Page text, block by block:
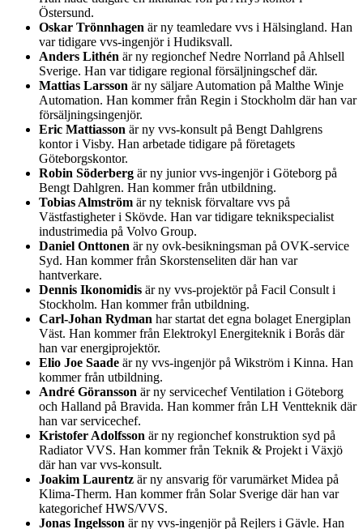
Östersund.
Oskar Trönnhagen är ny teamledare vvs i Hälsingland. Han
var tidigare vvs-ingenjör i Hudiksvall.
Anders Lithén är ny regionchef Nedre Norrland på Ahlsell
Sverige. Han var tidigare regional försäljningschef där.
Mattias Larsson är ny säljare Automation på Malthe Winje
Automation. Han kommer från Regin i Stockholm där han var
försäljningsingenjör.
Eric Mattiasson är ny vvs-konsult på Bengt Dahlgrens
kontor i Visby. Han arbetade tidigare på företagets
Göteborgskontor.
Robin Söderberg är ny junior vvs-ingenjör i Göteborg på
Bengt Dahlgren. Han kommer från utbildning.
Tobias Almström är ny teknisk förvaltare vvs på
Västfastigheter i Skövde. Han var tidigare teknikspecialist
industrimedia på Volvo Group.
Daniel Onttonen är ny ovk-besikningsman på OVK-service
Syd. Han kommer från Skorstenseliten där han var
hantverkare.
Dennis Ikonomidis är ny vvs-projektör på Facil Consult i
Stockholm. Han kommer från utbildning.
Carl-Johan Rydman har startat det egna bolaget Energiplan
Väst. Han kommer från Elektrokyl Energiteknik i Borås där
han var energiprojektör.
Elio Joe Saade är ny vvs-ingenjör på Wikström i Kinna. Han
kommer från utbildning.
André Göransson är ny servicechef Ventilation i Göteborg
och Halland på Bravida. Han kommer från LH Ventteknik där
han var servicechef.
Kristofer Adolfsson är ny regionchef konstruktion syd på
Radiator VVS. Han kommer från Teknik & Projekt i Växjö
där han var vvs-konsult.
Joakim Laurentz är ny ansvarig för varumärket Midea på
Klima-Therm. Han kommer från Solar Sverige där han var
kategorichef HWS/VVS.
Jonas Ingelsson är ny vvs-ingenjör på Rejlers i Gävle. Han